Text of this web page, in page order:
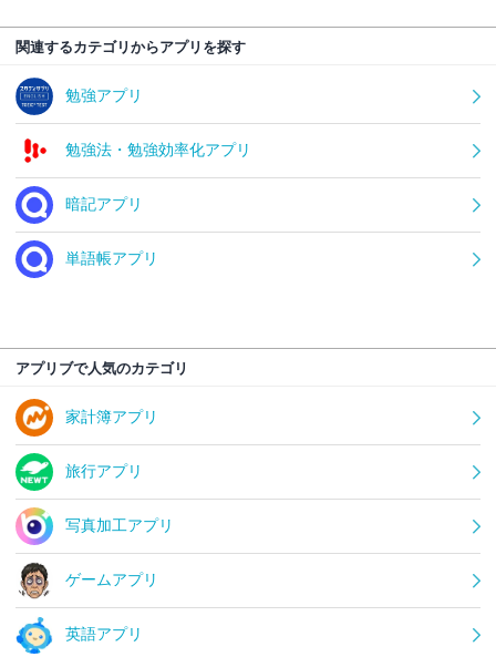
関連するカテゴリからアプリを探す
勉強アプリ
勉強法・勉強効率化アプリ
暗記アプリ
単語帳アプリ
アプリブで人気のカテゴリ
家計簿アプリ
旅行アプリ
写真加工アプリ
ゲームアプリ
英語アプリ